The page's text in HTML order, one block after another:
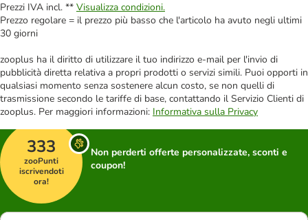
Prezzi IVA incl. ** Visualizza condizioni.
Prezzo regolare = il prezzo più basso che l'articolo ha avuto negli ultimi
30 giorni
zooplus ha il diritto di utilizzare il tuo indirizzo e-mail per l'invio di
pubblicità diretta relativa a propri prodotti o servizi simili. Puoi opporti in
qualsiasi momento senza sostenere alcun costo, se non quelli di
trasmissione secondo le tariffe di base, contattando il Servizio Clienti di
zooplus. Per maggiori informazioni: Informativa sulla Privacy
333
zooPunti
iscrivendoti
ora!
Non perderti offerte personalizzate, sconti e
coupon!